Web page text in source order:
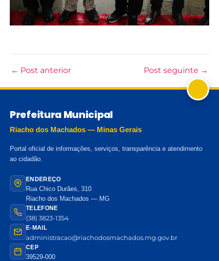
← Post anterior Post seguinte →
Prefeitura Municipal
Riacho dos Machados — Minas Gerais
Portal oficial de informações, serviços, transparência e atendimento
ao cidadão.
ENDEREÇO
Rua Chico Durães, 310
Riacho dos Machados — MG
TELEFONE
(38) 3823-1354
E-MAIL
administracao@riachodosmachados.mg.gov.br
CEP
39529-000